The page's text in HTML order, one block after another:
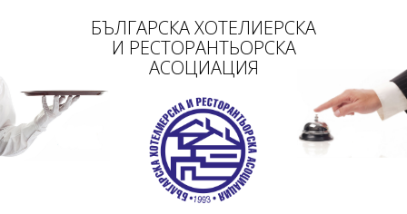
БЪЛГАРСКА ХОТЕЛИЕРСКА
И РЕСТОРАНТЬОРСКА
АСОЦИАЦИЯ